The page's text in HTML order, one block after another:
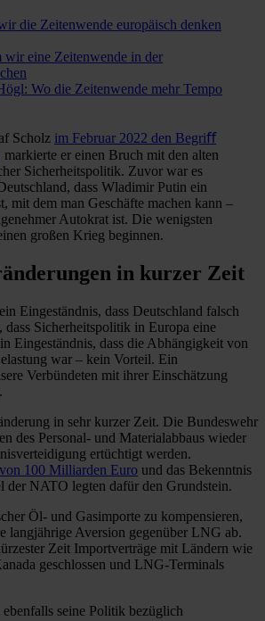
die Zeitenwende europäisch denken
wir eine Zeitenwende in der
Wo die Zeitenwende mehr Tempo
Scholz im Februar 2022 den Begriﬀ
markierte er einen Bruch mit den alten
Sicherheitspolitik. Zuvor war es
dass Wladimir Putin ein
mit dem man Geschäfte machen kann –
Autokrat ist. Die wenigsten
großen Krieg beginnen.
in kurzer Zeit
Eingeständnis, dass Deutschland falsch
dass Sicherheitspolitik in Europa eine
Eingeständnis, dass die Abhängigkeit von
war – kein Vorteil. Ein
Verbündeten mit ihrer Einschätzung
in sehr kurzer Zeit. Die Bundeswehr
des Personal- und Materialabbaus wieder
ertüchtigt werden.
100 Milliarden Euro und das Bekenntnis
der NATO legten dafür den Grundstein.
Öl- und Gasimporte zu kompensieren,
langjährige Aversion gegenüber LNG ab.
Zeit Importverträge mit Ländern wie
geschlossen und LNG-Terminals
seine Politik bezüglich